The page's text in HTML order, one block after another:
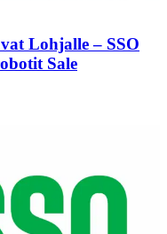
Lohjalle – SSO
Sale